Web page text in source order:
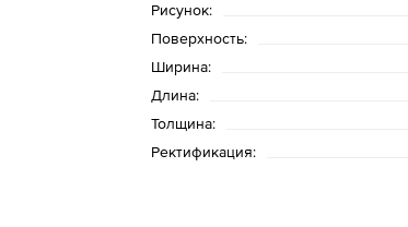
Рисунок:
Поверхность:
Ширина:
Длина:
Толщина:
Ректификация: